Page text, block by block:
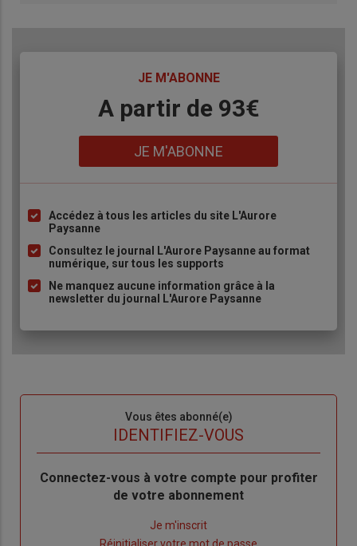
JE M'ABONNE
A partir de 93€
JE M'ABONNE
Liste
puce
Accédez à tous les articles du site L'Aurore
Paysanne
Consultez le journal L'Aurore Paysanne au format
numérique, sur tous les supports
Ne manquez aucune information grâce à la
newsletter du journal L'Aurore Paysanne
Vous êtes abonné(e)
IDENTIFIEZ-VOUS
Body
Connectez-vous à votre compte pour profiter
de votre abonnement
Je m'inscrit